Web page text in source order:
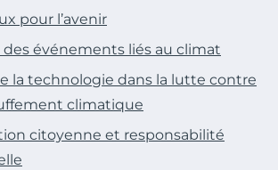
pour l’avenir
des événements liés au climat
la technologie dans la lutte contre
climatique
citoyenne et responsabilité